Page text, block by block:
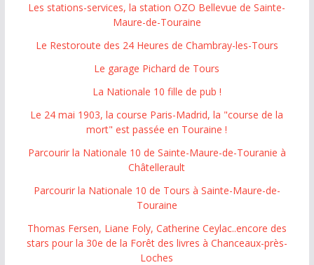
Les stations-services, la station OZO Bellevue de Sainte-
Maure-de-Touraine
Le Restoroute des 24 Heures de Chambray-les-Tours
Le garage Pichard de Tours
La Nationale 10 fille de pub !
Le 24 mai 1903, la course Paris-Madrid, la "course de la
mort" est passée en Touraine !
Parcourir la Nationale 10 de Sainte-Maure-de-Touranie à
Châtellerault
Parcourir la Nationale 10 de Tours à Sainte-Maure-de-
Touraine
Thomas Fersen, Liane Foly, Catherine Ceylac..encore des
stars pour la 30e de la Forêt des livres à Chanceaux-près-
Loches